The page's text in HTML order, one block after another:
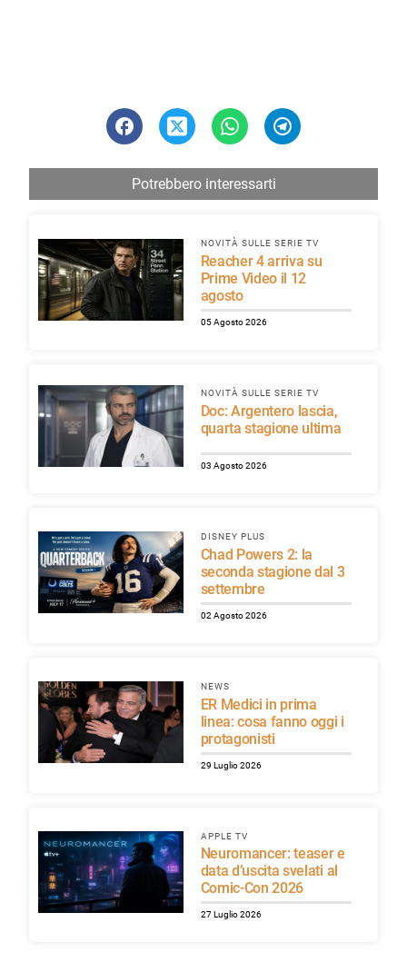
Potrebbero interessarti
NOVITÀ SULLE SERIE TV
Reacher 4 arriva su
Prime Video il 12
agosto
05 Agosto 2026
NOVITÀ SULLE SERIE TV
Doc: Argentero lascia,
quarta stagione ultima
03 Agosto 2026
DISNEY PLUS
Chad Powers 2: la
seconda stagione dal 3
settembre
02 Agosto 2026
NEWS
ER Medici in prima
linea: cosa fanno oggi i
protagonisti
29 Luglio 2026
APPLE TV
Neuromancer: teaser e
data d’uscita svelati al
Comic-Con 2026
27 Luglio 2026